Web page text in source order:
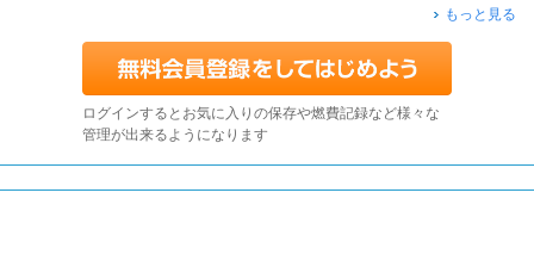
もっと見る
ログインするとお気に入りの保存や燃費記録など様々な
管理が出来るようになります